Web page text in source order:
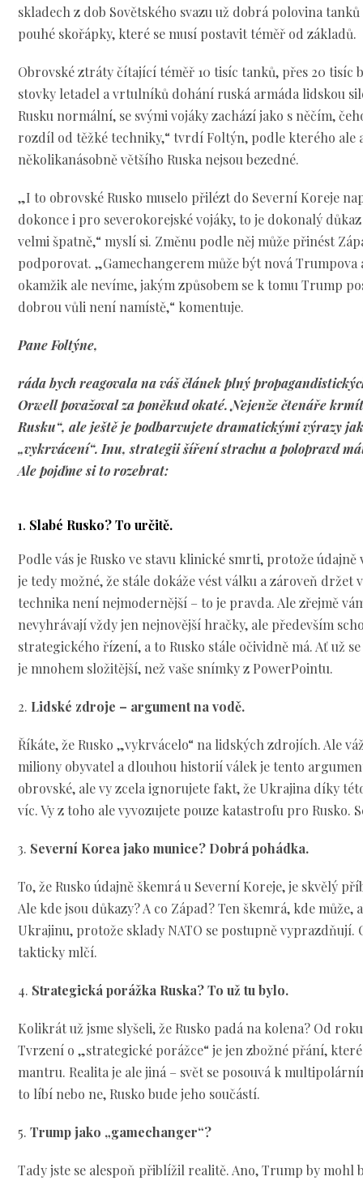
skladech z dob Sovětského svazu už dobrá polovina
pouhé skořápky, které se musí postavit téměř od základů.
Obrovské ztráty čítající téměř 10 tisíc tanků, přes 20 tisíc
stovky letadel a vrtulníků dohání ruská armáda lidskou
Rusku normální, se svými vojáky zachází jako s něčím,
rozdíl od těžké techniky,“ tvrdí Foltýn, podle kterého ale
několikanásobně většího Ruska nejsou bezedné.
„I to obrovské Rusko muselo přilézt do Severní Koreje
dokonce i pro severokorejské vojáky, to je dokonalý
velmi špatně,“ myslí si. Změnu podle něj může přinést
podporovat. „Gamechangerem může být nová
okamžik ale nevíme, jakým způsobem se k tomu Trump
dobrou vůli není namístě,“ komentuje.
Pane Foltýne,
ráda bych reagovala na váš článek plný
Orwell považoval za poněkud okaté. Nejenže čtenáře
Rusku“, ale ještě je podbarvujete dramatickými výrazy
„vykrvácení“. Inu, strategii šíření strachu a polopravd
Ale pojďme si to rozebrat:
1. Slabé Rusko? To určitě.
Podle vás je Rusko ve stavu klinické smrti, protože
je tedy možné, že stále dokáže vést válku a zároveň držet
technika není nejmodernější – to je pravda. Ale zřejmě
nevyhrávají vždy jen nejnovější hračky, ale především
strategického řízení, a to Rusko stále očividně má. Ať už
je mnohem složitější, než vaše snímky z PowerPointu.
2. Lidské zdroje – argument na vodě.
Říkáte, že Rusko „vykrvácelo“ na lidských zdrojích. Ale
miliony obyvatel a dlouhou historií válek je tento
obrovské, ale vy zcela ignorujete fakt, že Ukrajina díky
víc. Vy z toho ale vyvozujete pouze katastrofu pro Rusko.
3. Severní Korea jako munice? Dobrá pohádka.
To, že Rusko údajně škemrá u Severní Koreje, je skvělý
Ale kde jsou důkazy? A co Západ? Ten škemrá, kde
Ukrajinu, protože sklady NATO se postupně vyprazdňují.
takticky mlčí.
4. Strategická porážka Ruska? To už tu bylo.
Kolikrát už jsme slyšeli, že Rusko padá na kolena? Od
Tvrzení o „strategické porážce“ je jen zbožné přání,
mantru. Realita je ale jiná – svět se posouvá k
to líbí nebo ne, Rusko bude jeho součástí.
5.Trump jako „gamechanger“?
Tady jste se alespoň přiblížil realitě. Ano, Trump by mohl